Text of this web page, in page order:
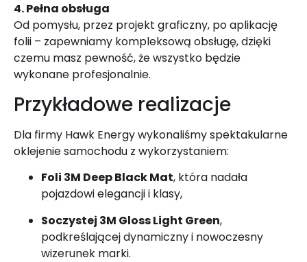
4. Pełna obsługa
Od pomysłu, przez projekt graficzny, po aplikację
folii – zapewniamy kompleksową obsługę, dzięki
czemu masz pewność, że wszystko będzie
wykonane profesjonalnie.
Przykładowe realizacje
Dla firmy Hawk Energy wykonaliśmy spektakularne
oklejenie samochodu z wykorzystaniem:
Foli 3M Deep Black Mat, która nadała
pojazdowi elegancji i klasy,
Soczystej 3M Gloss Light Green,
podkreślającej dynamiczny i nowoczesny
wizerunek marki.